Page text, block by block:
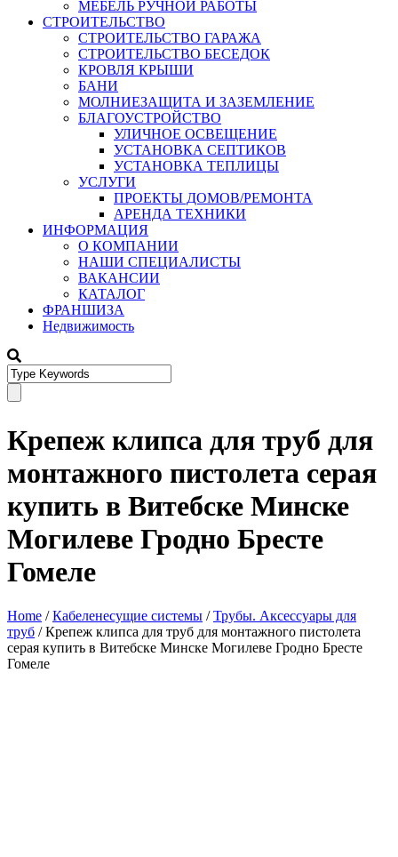
МЕБЕЛЬ РУЧНОЙ РАБОТЫ
СТРОИТЕЛЬСТВО
СТРОИТЕЛЬСТВО ГАРАЖА
СТРОИТЕЛЬСТВО БЕСЕДОК
КРОВЛЯ КРЫШИ
БАНИ
МОЛНИЕЗАЩИТА И ЗАЗЕМЛЕНИЕ
БЛАГОУСТРОЙСТВО
УЛИЧНОЕ ОСВЕЩЕНИЕ
УСТАНОВКА СЕПТИКОВ
УСТАНОВКА ТЕПЛИЦЫ
УСЛУГИ
ПРОЕКТЫ ДОМОВ/РЕМОНТА
АРЕНДА ТЕХНИКИ
ИНФОРМАЦИЯ
О КОМПАНИИ
НАШИ СПЕЦИАЛИСТЫ
ВАКАНСИИ
КАТАЛОГ
ФРАНШИЗА
Недвижимость
Крепеж клипса для труб для
монтажного пистолета серая
купить в Витебске Минске
Могилеве Гродно Бресте
Гомеле
Home /Кабеленесущие системы /Трубы. Аксессуары для
труб / Крепеж клипса для труб для монтажного пистолета
серая купить в Витебске Минске Могилеве Гродно Бресте
Гомеле